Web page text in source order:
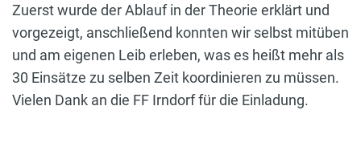
Zuerst wurde der Ablauf in der Theorie erklärt und
vorgezeigt, anschließend konnten wir selbst mitüben
und am eigenen Leib erleben, was es heißt mehr als
30 Einsätze zu selben Zeit koordinieren zu müssen.
Vielen Dank an die FF Irndorf für die Einladung.